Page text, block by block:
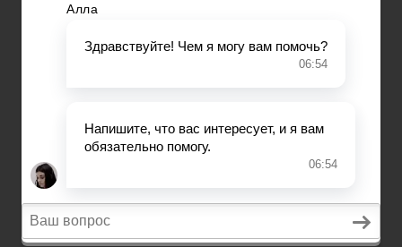
Вопросы и ответы
Главная
Военное право
Трудовое право